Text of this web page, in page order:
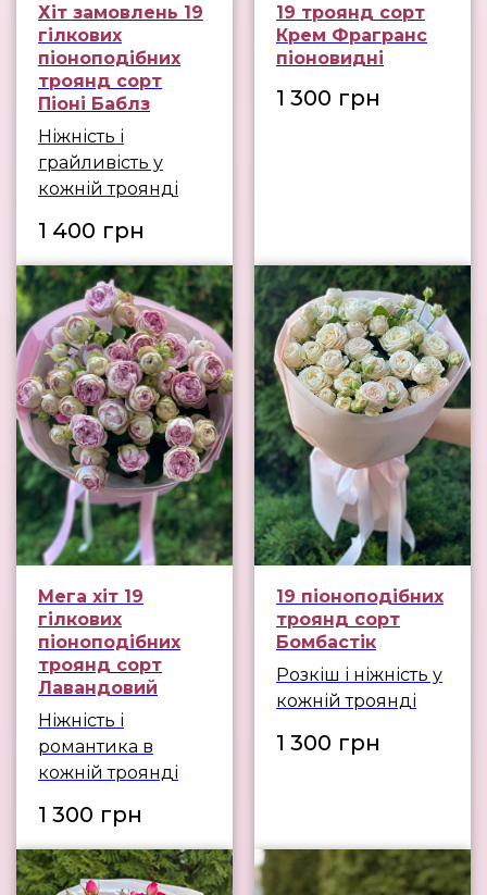
Хіт замовлень 19
гілкових
піоноподібних
троянд сорт
Піоні Баблз
Ніжність і
грайливість у
кожній троянді
1 400 грн
19 троянд сорт
Крем Фрагранс
піоновидні
1 300 грн
Мега хіт 19
гілкових
піоноподібних
троянд сорт
Лавандовий
Ніжність і
романтика в
кожній троянді
1 300 грн
19 піоноподібних
троянд сорт
Бомбастік
Розкіш і ніжність у
кожній троянді
1 300 грн